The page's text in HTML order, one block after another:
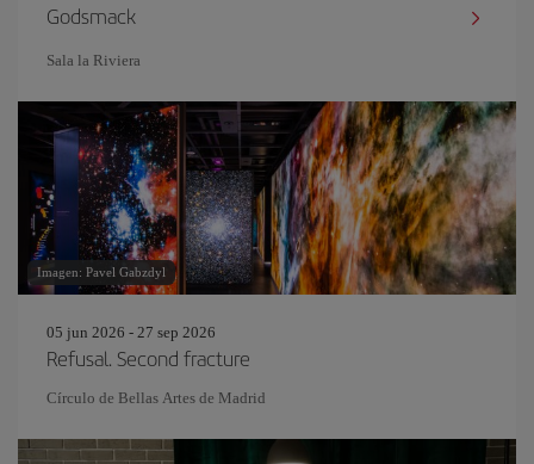
Godsmack
Sala la Riviera
Imagen: Pavel Gabzdyl
05 jun 2026 - 27 sep 2026
Refusal. Second fracture
Círculo de Bellas Artes de Madrid